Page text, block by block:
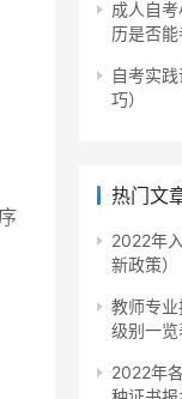
成人自
历是否能
自考实
巧）
热门文
2022年
新政策）
教师专
级别一览
2022年